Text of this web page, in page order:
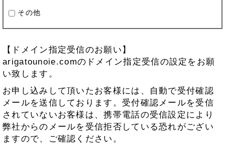
その他
【ドメイン指定受信のお願い】
arigatounoie.comのドメイン指定受信の設定をお願
い致します。
お申し込みして頂いたお客様には、自動で受付確認
メールを送信しております。受付確認メールを受信
されていないお客様は、携帯電話の受信設定により
弊社からのメールを受信拒否している恐れがござい
ますので、ご確認ください。